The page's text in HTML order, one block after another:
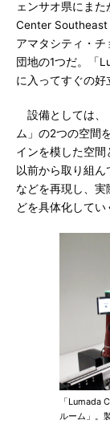
ェンサオ県にま
Center Southeast
アマタシティ・チ
団地の1つだ。「
に入ってすぐの好
設備としては、
ム」の2つの空間
インを模した空
以前から取り組
などを再現し、
どを具体化してい
「Lumada
ルーム」。